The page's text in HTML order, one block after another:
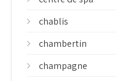
chablis
chambertin
champagne